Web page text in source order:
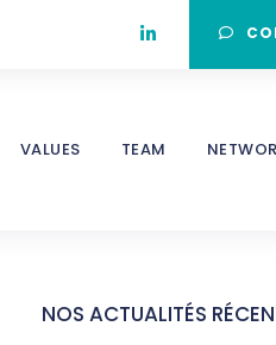
VALUES TEAM
NOS ACTUALITÉS